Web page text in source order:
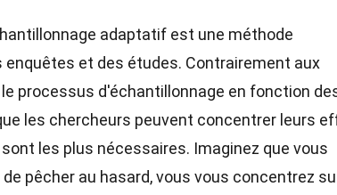
adaptatif est une méthode
et des études. Contrairement aux
processus d'échantillonnage en fonction
les chercheurs peuvent concentrer leurs
les plus nécessaires. Imaginez que vous
pêcher au hasard, vous vous concentrez